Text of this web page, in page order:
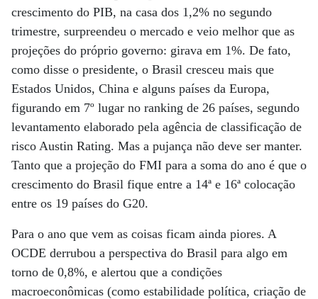
crescimento do PIB, na casa dos 1,2% no segundo
trimestre, surpreendeu o mercado e veio melhor que as
projeções do próprio governo: girava em 1%. De fato,
como disse o presidente, o Brasil cresceu mais que
Estados Unidos, China e alguns países da Europa,
figurando em 7º lugar no ranking de 26 países, segundo
levantamento elaborado pela agência de classificação de
risco Austin Rating. Mas a pujança não deve ser manter.
Tanto que a projeção do FMI para a soma do ano é que o
crescimento do Brasil fique entre a 14ª e 16ª colocação
entre os 19 países do G20.
Para o ano que vem as coisas ficam ainda piores. A
OCDE derrubou a perspectiva do Brasil para algo em
torno de 0,8%, e alertou que a condições
macroeconômicas (como estabilidade política, criação de